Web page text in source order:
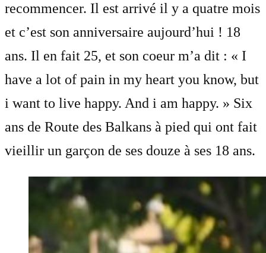
recommencer. Il est arrivé il y a quatre mois
et c’est son anniversaire aujourd’hui ! 18
ans. Il en fait 25, et son coeur m’a dit : « I
have a lot of pain in my heart you know, but
i want to live happy. And i am happy. » Six
ans de Route des Balkans à pied qui ont fait
vieillir un garçon de ses douze à ses 18 ans.